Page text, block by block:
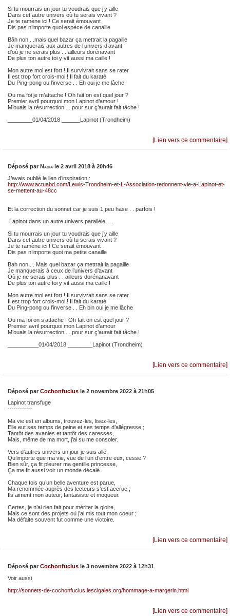
Si tu mourrais un jour tu voudrais que j’y aille
Dans cet autre univers où tu serais vivant ?
Je te ramène ici ! Ce serait émouvant
Dis pas n’importe quoi espèce de canaille
Bâh non . .mais quel bazar ça mettrait la pagaille
Je manquerais aux autres de l’univers d’avant
d’où je ne serais plus . . ailleurs dorénavant
De plus ton autre toi y vit aussi ma caille !
Mon autre moi est fort ! Il survivrait sans se rater
Il est trop fort crois-moi ! Il fait du karaté
Du Ping-pong ou l’inverse . . Eh oui je me lâche
Ou ma foi je m’attache ! Oh fait on est quel jour ?
Premier avril pourquoi mon Lapinot d’amour !
M’ouais la résurrection . . pour sur ç’aurait fait tâche !
________01/04/2018 ______Lapinot (Trondheim)
[Lien vers ce commentaire]
Déposé par Nadia le 2 avril 2018 à 20h46
J’avais oublié le lien d’inspiration :
http://www.actuabd.com/Lewis-Trondheim-et-L-Association-redonnent-vie-a-Lapinot-et-
se-mettent-au-48cc
Et la correction du sonnet car je suis 1 peu hase . . parfois !
Lapinot dans un autre univers parallèle . .
Si tu mourrais un jour tu voudrais que j’y aille
Dans cet autre univers où tu serais vivant ?
Je te ramène ici ! Ce serait émouvant
Dis pas n’importe quoi ma petite canaille
Bah non . . Mais quel bazar ça mettrait la pagaille
Je manquerais à ceux de l’univers d’avant
Où je ne serais plus . . ailleurs dorénanavant
De plus ton autre toi y vit aussi ma caille !
Mon autre moi est fort ! Il survivrait sans se rater
Il est trop fort crois-moi ! Il fait du karaté
Du Ping-pong ou l’inverse . . Eh bin oui je me lâche
Ou ma foi on s’attache ! Oh fait on est quel jour ?
Premier avril pourquoi mon Lapinot d’amour
M’ouais la résurrection . . pour sur ç’aurait fait tâche !
__________01/04/2018 ________Lapinot (Trondheim)
[Lien vers ce commentaire]
Déposé par Cochonfucius le 2 novembre 2022 à 21h05
Lapinot transfuge
------------
Ma vie est en albums, trouvez-les, lisez-les,
Elle eut ses temps de peine et ses temps d’allégresse ;
Tantôt des avanies et tantôt des caresses,
Mais, même de ma mort, j’ai su me consoler.
Vers d’autres univers un jour je suis allé,
Qu’importe que ma vie, vue de l’un d’entre eux, cesse ?
Bien sûr, ça fit pleurer ma gentille princesse,
Ça me fit aussi voir un monde décalé.
Chaque fois qu’un belle aventure est parue,
Ma renommée auprès des lecteurs s’est accrue ;
Ils aiment mon auteur, fantaisiste et moqueur.
Certes, je n’ai rien fait pour mériter la gloire,
Mais ce sont des projets où j’ai mis tout mon coeur ;
Ma défaite souvent fut comme une victoire.
[Lien vers ce commentaire]
Déposé par Cochonfucius le 3 novembre 2022 à 12h31
Voir aussi
http://sonnets-de-cochonfucius.lescigales.org/hommage-a-margerin.html
[Lien vers ce commentaire]